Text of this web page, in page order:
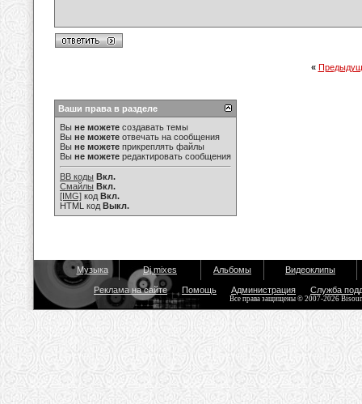
«
Ваши права в разделе
Вы не можете создавать темы
Вы не можете отвечать на сообщения
Вы не можете прикреплять файлы
Вы не можете редактировать сообщения
BB коды Вкл.
Смайлы Вкл.
[IMG] код Вкл.
HTML код Выкл.
Музыка Dj mixes Альбомы Видеоклипы
Реклама на сайте Помощь Администрация Служба
Все права защищены © 2007-2026